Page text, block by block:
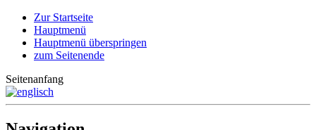
Zur Startseite
Hauptmenü
Hauptmenü überspringen
zum Seitenende
Seitenanfang